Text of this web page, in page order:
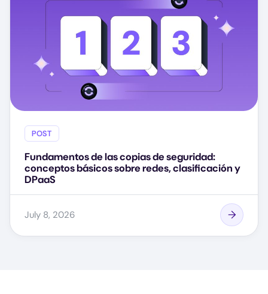
POST
Fundamentos de las copias de seguridad:
conceptos básicos sobre redes, clasificación y
DPaaS
July 8, 2026